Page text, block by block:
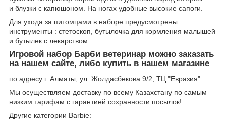
и блузки с капюшоном. На ногах удобные высокие сапоги.
Для ухода за питомцами в наборе предусмотрены
инструменты : стетоскоп, бутылочка для кормления малышей
и бутылек с лекарством.
Игровой набор Барби ветеринар можно заказать
на нашем сайте, либо купить в нашем магазине
по адресу г. Алматы, ул. Жолдасбекова 9/2, ТЦ "Евразия".
Мы осуществляем доставку по всему Казахстану по самым
низким тарифам с гарантией сохранности посылок!
Другие категории Barbie: